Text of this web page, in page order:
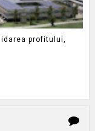
profitului,